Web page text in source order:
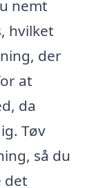
nemt
hvilket
der
at
da
Tøv
så du
det